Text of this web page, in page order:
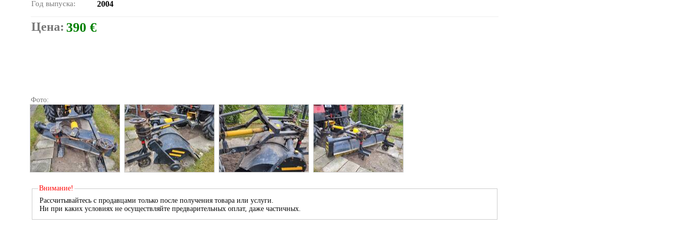
Год выпуска: 2004
Цена: 390 €
Фото:
Внимание!
Рассчитывайтесь с продавцами только после получения товара или услуги.
Ни при каких условиях не осуществляйте предварительных оплат, даже частичных.